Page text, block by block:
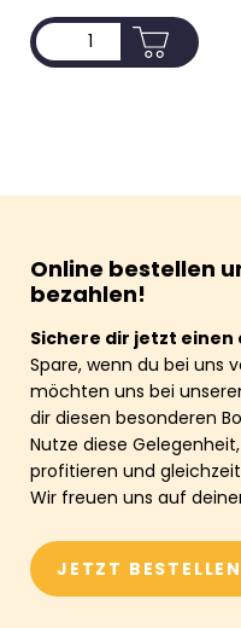
Online bestellen
bezahlen!
Sichere dir jetzt einen
Spare, wenn du bei uns
möchten uns bei
dir diesen besonderen
Nutze diese
profitieren und
Wir freuen uns auf
JETZT BESTELLEN